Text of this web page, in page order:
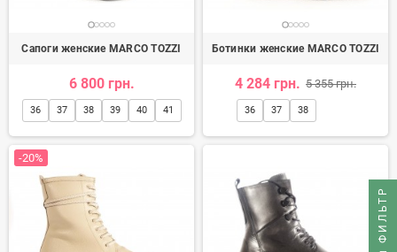
Сапоги женские MARCO TOZZI
6 800 грн.
36 37 38 39 40 41
Ботинки женские MARCO TOZZI
4 284 грн. 5 355 грн.
36 37 38
-20%
ФИЛЬТР